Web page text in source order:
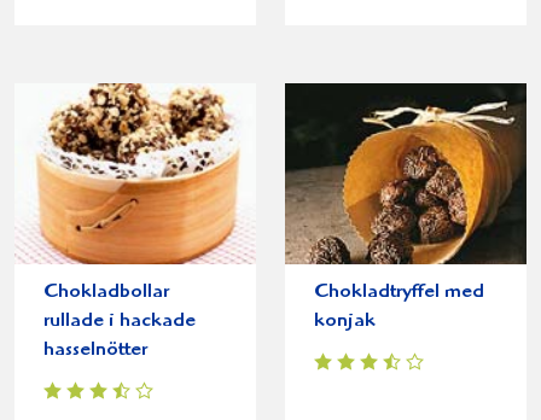
Chokladbollar
rullade i hackade
hasselnötter
Chokladtryffel med
konjak